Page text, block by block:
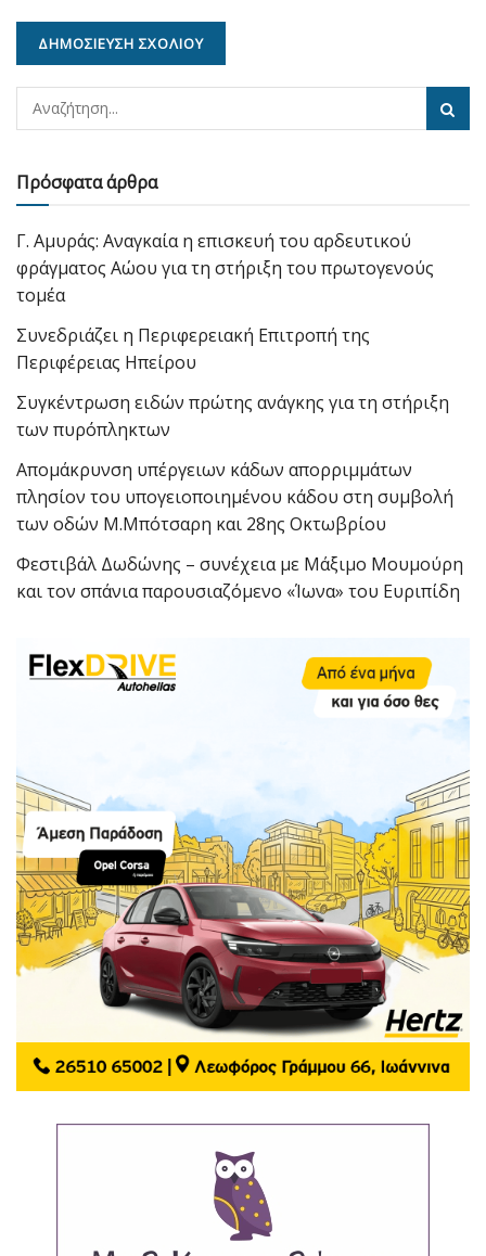
Πρόσφατα άρθρα
Γ. Αμυράς: Αναγκαία η επισκευή του αρδευτικού
φράγματος Αώου για τη στήριξη του πρωτογενούς
τομέα
Συνεδριάζει η Περιφερειακή Επιτροπή της
Περιφέρειας Ηπείρου
Συγκέντρωση ειδών πρώτης ανάγκης για τη στήριξη
των πυρόπληκτων
Απομάκρυνση υπέργειων κάδων απορριμμάτων
πλησίον του υπογειοποιημένου κάδου στη συμβολή
των οδών Μ.Μπότσαρη και 28ης Οκτωβρίου
Φεστιβάλ Δωδώνης – συνέχεια με Μάξιμο Μουμούρη
και τον σπάνια παρουσιαζόμενο «Ίωνα» του Ευριπίδη